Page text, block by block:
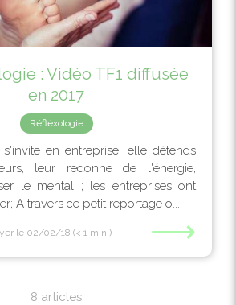
: Vidéo TF1 diffusée
en 2017
Réfléxologie
en entreprise, elle détends
leur redonne de l'énergie,
le mental ; les entreprises ont
A travers ce petit reportage o...
le 02/02/18 (< 1 min.) ⟶
8 articles